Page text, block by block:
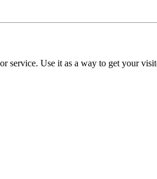
Use it as a way to get your